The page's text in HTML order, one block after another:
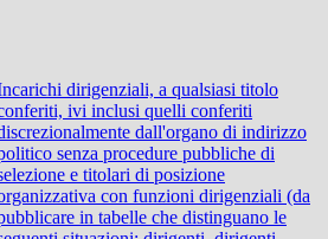
dirigenziali, a qualsiasi titolo
ivi inclusi quelli conferiti
dall'organo di indirizzo
senza procedure pubbliche di
e titolari di posizione
con funzioni dirigenziali (da
in tabelle che distinguano le